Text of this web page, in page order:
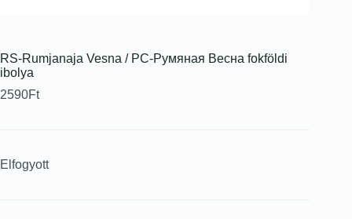
RS-Rumjanaja Vesna / РС-Румяная Весна fokföldi
ibolya
2590Ft
Elfogyott